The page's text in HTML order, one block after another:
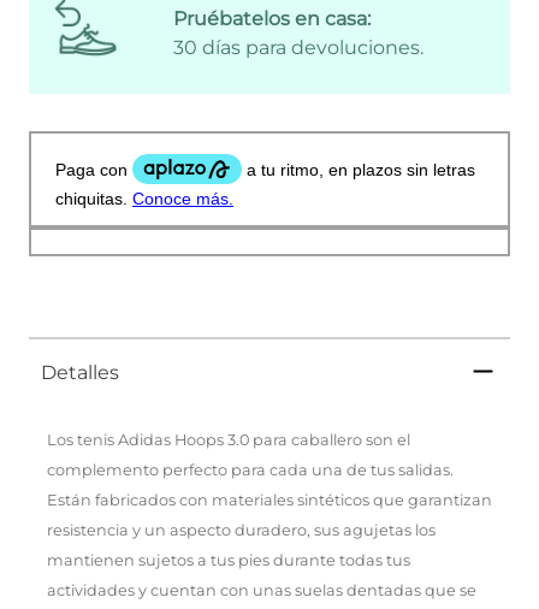
Pruébatelos en casa:
30 días para devoluciones.
Detalles
Los tenis Adidas Hoops 3.0 para caballero son el
complemento perfecto para cada una de tus salidas.
Están fabricados con materiales sintéticos que garantizan
resistencia y un aspecto duradero, sus agujetas los
mantienen sujetos a tus pies durante todas tus
actividades y cuentan con unas suelas dentadas que se